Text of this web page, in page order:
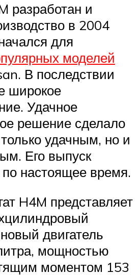
разработан и
в 2004
для
моделей
В последствии
широкое
Удачное
решение сделало
удачным, но и
Его выпуск
по настоящее время.
H4M представляет
двигатель
мощностью
моментом 153